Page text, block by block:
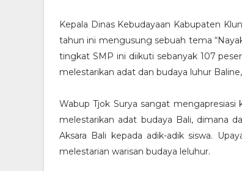
Kepala Dinas Kebudayaan Kabupaten
tahun ini mengusung sebuah tema
tingkat SMP ini diikuti sebanyak 107
melestarikan adat dan budaya luhur
Wabup Tjok Surya sangat
melestarikan adat budaya Bali, dimana
Aksara Bali kepada adik-adik siswa.
melestarian warisan budaya leluhur.